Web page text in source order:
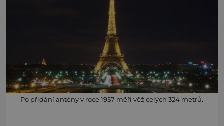
Po přidání antény v roce 1957 měří věž celých 324 metrů.